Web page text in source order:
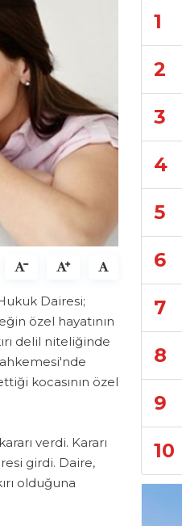
Dairesi;
özel hayatının
delil niteliğinde
kocasının özel
verdi. Kararı
girdi. Daire,
olduğuna
1
2
3
4
5
6
7
8
9
10